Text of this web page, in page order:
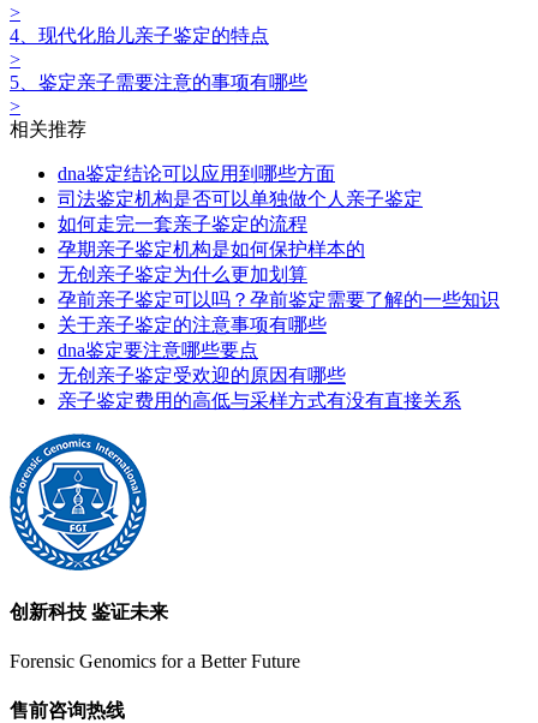
>
4、现代化胎儿亲子鉴定的特点
>
5、鉴定亲子需要注意的事项有哪些
>
相关推荐
dna鉴定结论可以应用到哪些方面
司法鉴定机构是否可以单独做个人亲子鉴定
如何走完一套亲子鉴定的流程
孕期亲子鉴定机构是如何保护样本的
无创亲子鉴定为什么更加划算
孕前亲子鉴定可以吗？孕前鉴定需要了解的一些知识
关于亲子鉴定的注意事项有哪些
dna鉴定要注意哪些要点
无创亲子鉴定受欢迎的原因有哪些
亲子鉴定费用的高低与采样方式有没有直接关系
创新科技 鉴证未来
Forensic Genomics for a Better Future
售前咨询热线